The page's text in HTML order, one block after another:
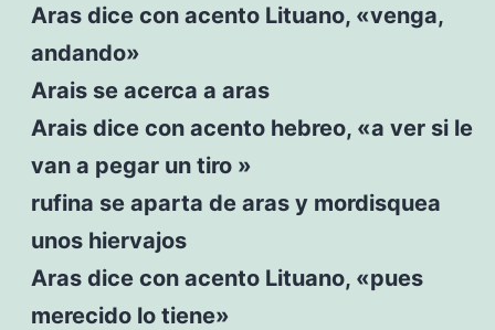
Aras dice con acento Lituano, «venga,
andando»
Arais se acerca a aras
Arais dice con acento hebreo, «a ver si le
van a pegar un tiro »
rufina se aparta de aras y mordisquea
unos hiervajos
Aras dice con acento Lituano, «pues
merecido lo tiene»